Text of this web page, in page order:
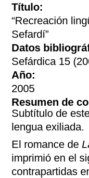
Título:
“Recreación
Sefardí”
Datos
Sefárdica 15
Año:
2005
Resumen de
Subtítulo de
lengua exiliada.
El romance de
imprimió en el
contrapartidas